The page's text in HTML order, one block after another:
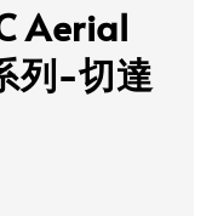
Aerial
列-切達